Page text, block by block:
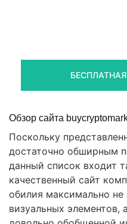
Обзор сайта
Поскольку
достаточно обширным
данный список входит
качественный сайт
обилия максимально не
визуальных элементов,